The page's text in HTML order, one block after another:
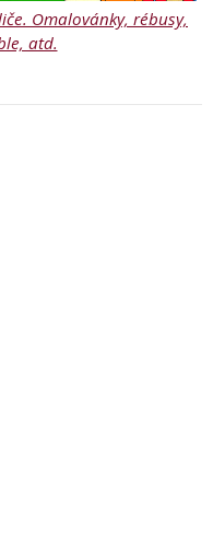
Omalovánky, rébusy,
atd.